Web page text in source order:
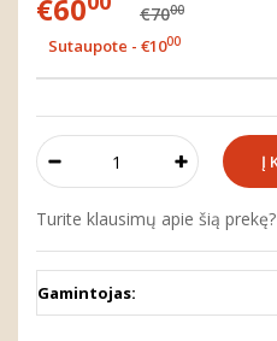
€60 €7000
Sutaupote - €1000
Turite klausimų apie šią prekę?
Gamintojas: